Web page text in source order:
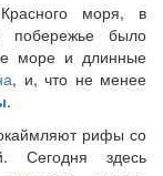
моря, в
побережье было
море и длинные
, и, что не менее
.
рифы со
Сегодня здесь